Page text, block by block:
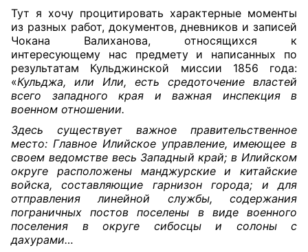
Тут я хочу процитировать характерные моменты
из разных работ, документов, дневников и записей
Чокана Валиханова, относящихся к
интересующему нас предмету и написанных по
результатам Кульджинской миссии 1856 года:
«Кульджа, или Или, есть средоточение властей
всего западного края и важная инспекция в
военном отношении.
Здесь существует важное правительственное
место: Главное Илийское управление, имеющее в
своем ведомстве весь Западный край; в Илийском
округе расположены манджурские и китайские
войска, составляющие гарнизон города; и для
отправления линейной службы, содержания
пограничных постов поселены в виде военного
поселения в округе сибосцы и солоны с
дахурами…